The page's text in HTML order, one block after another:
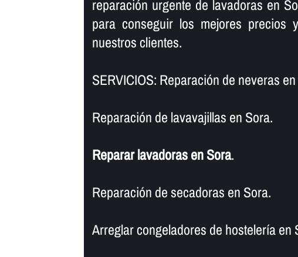
reparación urgente de lavadoras en
para conseguir los mejores precios
nuestros clientes.
SERVICIOS: Reparación de neveras
Reparación de lavavajillas en Sora.
Reparar lavadoras en Sora.
Reparación de secadoras en Sora.
Arreglar congeladores de hostelerí­a en